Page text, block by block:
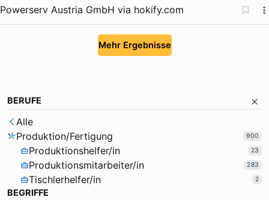
Powerserv Austria GmbH via hokify.com
Mehr Ergebnisse
BERUFE
Alle
Produktion/Fertigung
900
Produktionshelfer/in 23
Produktionsmitarbeiter/in 283
Tischlerhelfer/in 2
BEGRIFFE